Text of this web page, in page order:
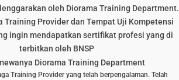
oleh Diorama Training Department.
Training Provider dan Tempat Uji Kompetensi
ingin mendapatkan sertifikat profesi yang di
terbitkan oleh BNSP
Diorama Training Department
Training Provider yang telah berpengalaman. Telah